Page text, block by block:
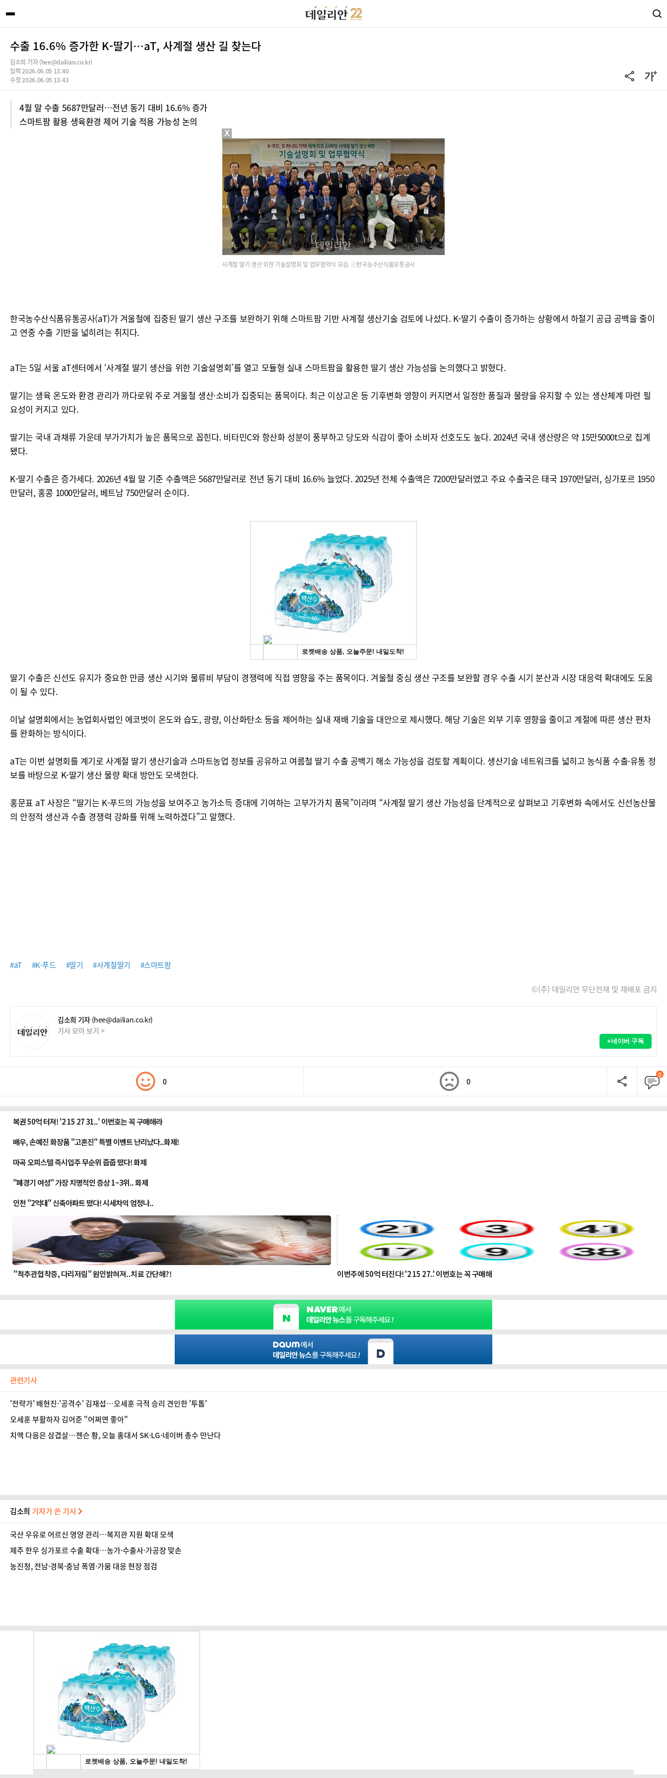
수출 16.6% 증가한 K-딸기…aT, 사계절 생산 길 찾는다
김소희 기자 (hee@dailian.co.kr)
입력 2026.06.05 13:40
수정 2026.06.05 13:43
4월 말 수출 5687만달러…전년 동기 대비 16.6% 증가
스마트팜 활용 생육환경 제어 기술 적용 가능성 논의
사계절 딸기 생산 위한 기술설명회 및 업무협약식 모습. ⓒ한국농수산식품유통공사
한국농수산식품유통공사(aT)가 겨울철에 집중된 딸기 생산 구조를 보완하기 위해 스마트팜 기반 사계절 생산기술 검토에 나섰다. K-딸기 수출이 증가하는 상황에서 하절기 공급 공백을 줄이
고 연중 수출 기반을 넓히려는 취지다.
aT는 5일 서울 aT센터에서 ‘사계절 딸기 생산을 위한 기술설명회’를 열고 모듈형 실내 스마트팜을 활용한 딸기 생산 가능성을 논의했다고 밝혔다.
딸기는 생육 온도와 환경 관리가 까다로워 주로 겨울철 생산·소비가 집중되는 품목이다. 최근 이상고온 등 기후변화 영향이 커지면서 일정한 품질과 물량을 유지할 수 있는 생산체계 마련 필
요성이 커지고 있다.
딸기는 국내 과채류 가운데 부가가치가 높은 품목으로 꼽힌다. 비타민C와 항산화 성분이 풍부하고 당도와 식감이 좋아 소비자 선호도도 높다. 2024년 국내 생산량은 약 15만5000t으로 집계
됐다.
K-딸기 수출은 증가세다. 2026년 4월 말 기준 수출액은 5687만달러로 전년 동기 대비 16.6% 늘었다. 2025년 전체 수출액은 7200만달러였고 주요 수출국은 태국 1970만달러, 싱가포르 1950
만달러, 홍콩 1000만달러, 베트남 750만달러 순이다.
딸기 수출은 신선도 유지가 중요한 만큼 생산 시기와 물류비 부담이 경쟁력에 직접 영향을 주는 품목이다. 겨울철 중심 생산 구조를 보완할 경우 수출 시기 분산과 시장 대응력 확대에도 도움
이 될 수 있다.
이날 설명회에서는 농업회사법인 에코벗이 온도와 습도, 광량, 이산화탄소 등을 제어하는 실내 재배 기술을 대안으로 제시했다. 해당 기술은 외부 기후 영향을 줄이고 계절에 따른 생산 편차
를 완화하는 방식이다.
aT는 이번 설명회를 계기로 사계절 딸기 생산기술과 스마트농업 정보를 공유하고 여름철 딸기 수출 공백기 해소 가능성을 검토할 계획이다. 생산기술 네트워크를 넓히고 농식품 수출·유통 정
보를 바탕으로 K-딸기 생산 물량 확대 방안도 모색한다.
홍문표 aT 사장은 “딸기는 K-푸드의 가능성을 보여주고 농가소득 증대에 기여하는 고부가가치 품목”이라며 “사계절 딸기 생산 가능성을 단계적으로 살펴보고 기후변화 속에서도 신선농산물
의 안정적 생산과 수출 경쟁력 강화를 위해 노력하겠다”고 말했다.
#aT #K-푸드 #딸기 #사계절딸기 #스마트팜
©(주) 데일리안 무단전재 및 재배포 금지
김소희 기자 (hee@dailian.co.kr)
기사 모아 보기 >
+네이버 구독
0 0
0
관련기사
'전략가' 배현진·'공격수' 김재섭…오세훈 극적 승리 견인한 '투톱'
오세훈 부활하자 김어준 "어쩌면 좋아"
치맥 다음은 삼겹살…젠슨 황, 오늘 홍대서 SK·LG·네이버 총수 만난다
김소희 기자가 쓴 기사
국산 우유로 어르신 영양 관리…복지관 지원 확대 모색
제주 한우 싱가포르 수출 확대…농가·수출사·가공장 맞손
농진청, 전남·경북·충남 폭염·가뭄 대응 현장 점검
X